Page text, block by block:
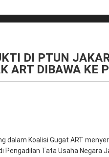
DI PTUN
ART DIBAWA KE
dalam Koalisi Gugat ART
Pengadilan Tata Usaha Negara